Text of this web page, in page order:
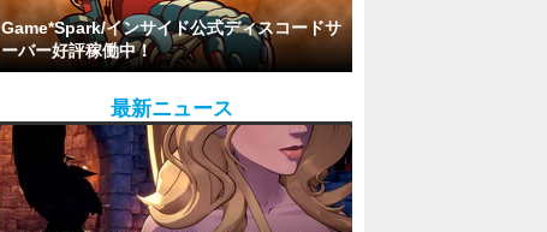
Game*Spark/インサイド公式ディスコードサ
ーバー好評稼働中！
最新ニュース